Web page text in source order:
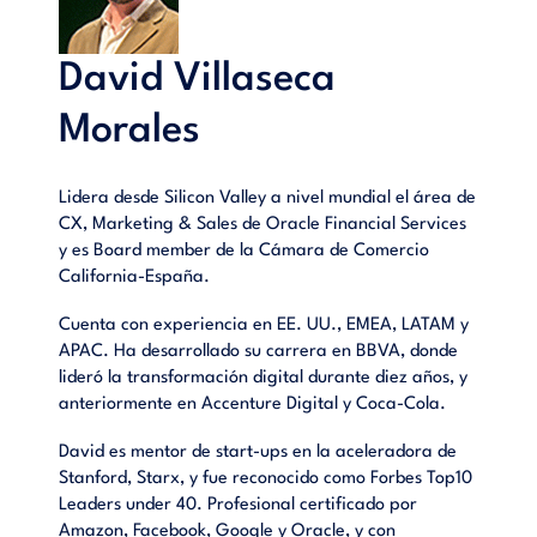
gestión inteligente.- Innovación en soluciones.- Experiencias
de cliente diferenciales.- Una marca fuente de ingresos.-
Comunicación digital y social.- Aplicaciones para
emprendedores y diferentes empresas.
David Villaseca
Morales
Lidera desde Silicon Valley a nivel mundial el área de
CX, Marketing & Sales de Oracle Financial Services
y es Board member de la Cámara de Comercio
California-España.
Cuenta con experiencia en EE. UU., EMEA, LATAM y
APAC. Ha desarrollado su carrera en BBVA, donde
lideró la transformación digital durante diez años, y
anteriormente en Accenture Digital y Coca-Cola.
David es mentor de start-ups en la aceleradora de
Stanford, Starx, y fue reconocido como Forbes Top10
Leaders under 40. Profesional certificado por
Amazon, Facebook, Google y Oracle, y con